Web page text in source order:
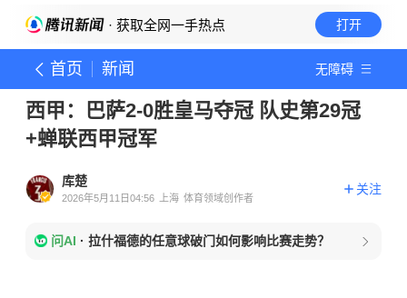
· 获取全网一手热点 打开
首页 新闻 无障碍
西甲：巴萨2-0胜皇马夺冠 队史第29冠
+蝉联西甲冠军
库楚
2026年5月11日04:56 上海 体育领域创作者
关注
问AI · 拉什福德的任意球破门如何影响比赛走势？